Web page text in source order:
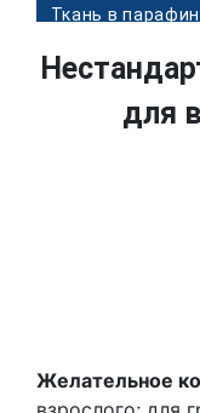
Ткань в
Абортивный
для
Желательное